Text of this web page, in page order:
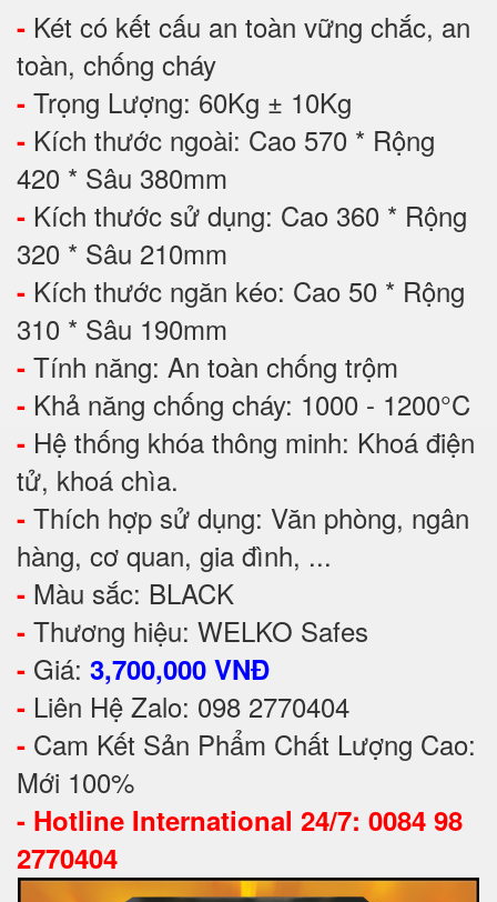
- Két có kết cấu an toàn vững chắc, an
toàn, chống cháy
- Trọng Lượng: 60Kg ± 10Kg
- Kích thước ngoài: Cao 570 * Rộng
420 * Sâu 380mm
- Kích thước sử dụng: Cao 360 * Rộng
320 * Sâu 210mm
- Kích thước ngăn kéo: Cao 50 * Rộng
310 * Sâu 190mm
- Tính năng: An toàn chống trộm
- Khả năng chống cháy: 1000 - 1200°C
- Hệ thống khóa thông minh: Khoá điện
tử, khoá chìa.
- Thích hợp sử dụng: Văn phòng, ngân
hàng, cơ quan, gia đình, ...
- Màu sắc: BLACK
- Thương hiệu: WELKO Safes
- Giá: 3,700,000 VNĐ
- Liên Hệ Zalo: 098 2770404
- Cam Kết Sản Phẩm Chất Lượng Cao:
Mới 100%
- Hotline International 24/7: 0084 98
2770404